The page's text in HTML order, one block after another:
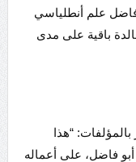
فاضل علم أنطلياسي
باقية على مدى
“هذا
أبو فاضل، على أعماله